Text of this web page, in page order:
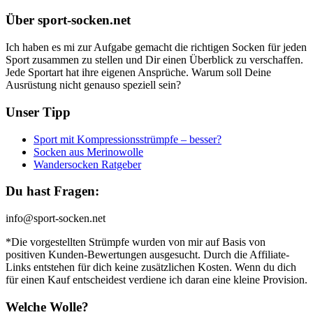
Über sport-socken.net
Ich haben es mi zur Aufgabe gemacht die richtigen Socken für jeden
Sport zusammen zu stellen und Dir einen Überblick zu verschaffen.
Jede Sportart hat ihre eigenen Ansprüche. Warum soll Deine
Ausrüstung nicht genauso speziell sein?
Unser Tipp
Sport mit Kompressionsstrümpfe – besser?
Socken aus Merinowolle
Wandersocken Ratgeber
Du hast Fragen:
info@sport-socken.net
*Die vorgestellten Strümpfe wurden von mir auf Basis von
positiven Kunden-Bewertungen ausgesucht. Durch die Affiliate-
Links entstehen für dich keine zusätzlichen Kosten. Wenn du dich
für einen Kauf entscheidest verdiene ich daran eine kleine Provision.
Welche Wolle?